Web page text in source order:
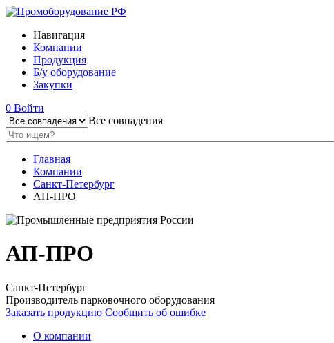
Навигация
Компании
Продукция
Б/у оборудование
Закупки
0 Войти
Все совпадения
Главная
Компании
Санкт-Петербург
АП-ПРО
АП-ПРО
Санкт-Петербург
Производитель парковочного оборудования
Заказать продукцию Сообщить об ошибке
О компании